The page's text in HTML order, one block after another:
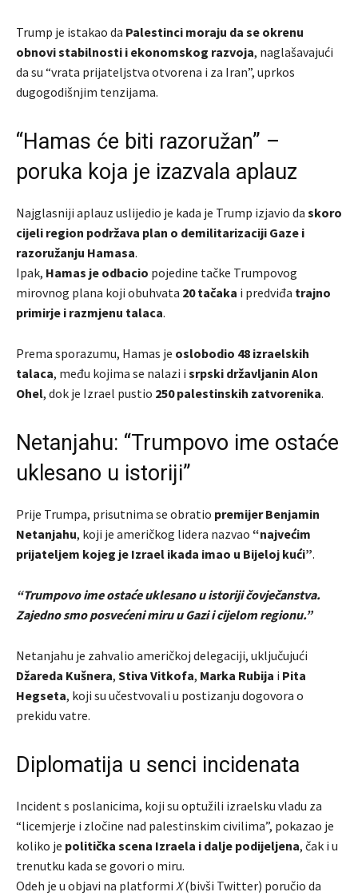
Trump je istakao da Palestinci moraju da se okrenu
obnovi stabilnosti i ekonomskog razvoja, naglašavajući
da su “vrata prijateljstva otvorena i za Iran”, uprkos
dugogodišnjim tenzijama.
“Hamas će biti razoružan” –
poruka koja je izazvala aplauz
Najglasniji aplauz uslijedio je kada je Trump izjavio da skoro
cijeli region podržava plan o demilitarizaciji Gaze i
razoružanju Hamasa.
Ipak, Hamas je odbacio pojedine tačke Trumpovog
mirovnog plana koji obuhvata 20 tačaka i predviđa trajno
primirje i razmjenu talaca.
Prema sporazumu, Hamas je oslobodio 48 izraelskih
talaca, među kojima se nalazi i srpski državljanin Alon
Ohel, dok je Izrael pustio 250 palestinskih zatvorenika.
Netanjahu: “Trumpovo ime ostaće
uklesano u istoriji”
Prije Trumpa, prisutnima se obratio premijer Benjamin
Netanjahu, koji je američkog lidera nazvao “najvećim
prijateljem kojeg je Izrael ikada imao u Bijeloj kući”.
“Trumpovo ime ostaće uklesano u istoriji čovječanstva.
Zajedno smo posvećeni miru u Gazi i cijelom regionu.”
Netanjahu je zahvalio američkoj delegaciji, uključujući
Džareda Kušnera, Stiva Vitkofa, Marka Rubija i Pita
Hegseta, koji su učestvovali u postizanju dogovora o
prekidu vatre.
Diplomatija u senci incidenata
Incident s poslanicima, koji su optužili izraelsku vladu za
“licemjerje i zločine nad palestinskim civilima”, pokazao je
koliko je politička scena Izraela i dalje podijeljena, čak i u
trenutku kada se govori o miru.
Odeh je u objavi na platformi X(bivši Twitter) poručio da